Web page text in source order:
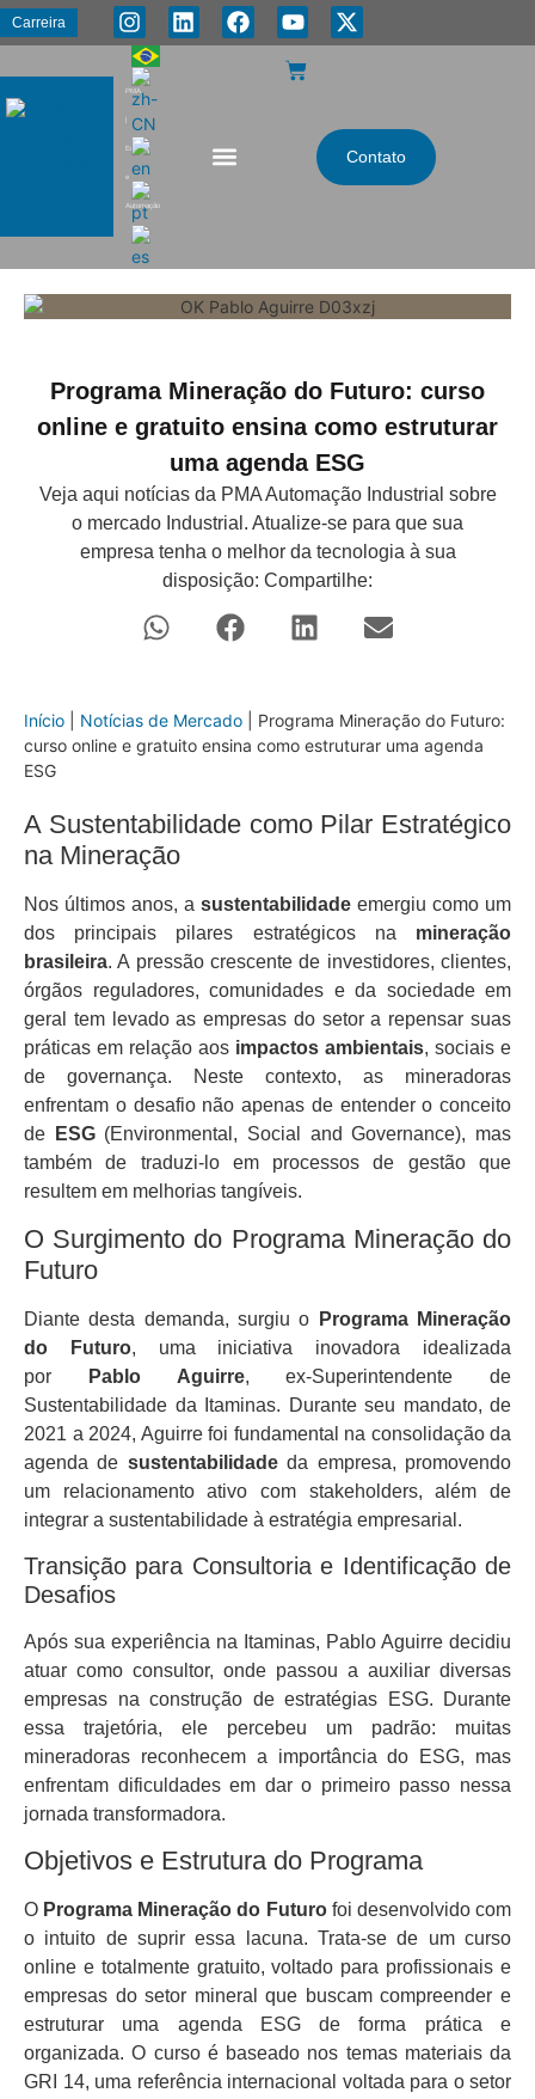
Carreira
PMA
Energia
e
Automação
Contato
Programa Mineração do Futuro: curso
online e gratuito ensina como estruturar
uma agenda ESG
Veja aqui notícias da PMA Automação Industrial sobre
o mercado Industrial. Atualize-se para que sua
empresa tenha o melhor da tecnologia à sua
disposição: Compartilhe:
Início Notícias de Mercado
Programa Mineração do Futuro:
curso online e gratuito ensina como estruturar uma agenda
ESG
A Sustentabilidade como Pilar Estratégico
na Mineração
Nos últimos anos, a sustentabilidade emergiu como um
dos principais pilares estratégicos na mineração
brasileira. A pressão crescente de investidores, clientes,
órgãos reguladores, comunidades e da sociedade em
geral tem levado as empresas do setor a repensar suas
práticas em relação aos impactos ambientais, sociais e
de governança. Neste contexto, as mineradoras
enfrentam o desafio não apenas de entender o conceito
de
ESG(Environmental, Social and Governance), mas
também de traduzi-lo em processos de gestão que
resultem em melhorias tangíveis.
O Surgimento do Programa Mineração do
Futuro
Diante desta demanda, surgiu o
Programa Mineração
do Futuro, uma iniciativa inovadora idealizada
por
Pablo Aguirre, ex-Superintendente de
Sustentabilidade da Itaminas. Durante seu mandato, de
2021 a 2024, Aguirre foi fundamental na consolidação da
agenda de sustentabilidadeda empresa, promovendo
um relacionamento ativo com stakeholders, além de
integrar a sustentabilidade à estratégia empresarial.
Transição para Consultoria e Identificação de
Desafios
Após sua experiência na Itaminas, Pablo Aguirre decidiu
atuar como consultor, onde passou a auxiliar diversas
empresas na construção de estratégias ESG. Durante
essa trajetória, ele percebeu um padrão: muitas
mineradoras reconhecem a importância do ESG, mas
enfrentam dificuldades em dar o primeiro passo nessa
jornada transformadora.
Objetivos e Estrutura do Programa
O Programa Mineração do Futurofoi desenvolvido com
o intuito de suprir essa lacuna. Trata-se de um curso
online e totalmente gratuito, voltado para profissionais e
empresas do setor mineral que buscam compreender e
estruturar uma agenda ESG de forma prática e
organizada. O curso é baseado nos temas materiais da
GRI 14, uma referência internacional voltada para o setor